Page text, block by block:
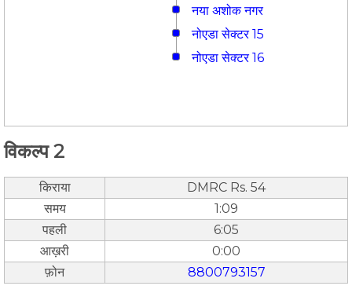
नया अशोक नगर
नोएडा सेक्टर 15
नोएडा सेक्टर 16
विकल्प 2
किराया
DMRC Rs. 54
समय
1:09
पहली
6:05
आख़री
0:00
फ़ोन
8800793157